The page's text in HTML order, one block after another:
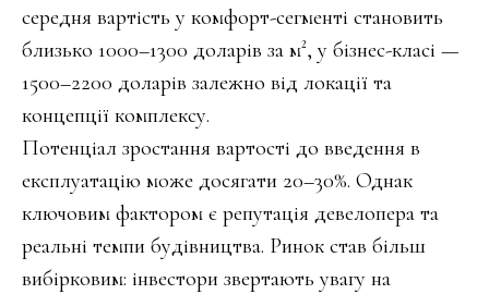
середня вартість у комфорт-сегменті становить
близько 1000–1300 доларів за м², у бізнес-класі —
1500–2200 доларів залежно від локації та
концепції комплексу.
Потенціал зростання вартості до введення в
експлуатацію може досягати 20–30%. Однак
ключовим фактором є репутація девелопера та
реальні темпи будівництва. Ринок став більш
вибірковим: інвестори звертають увагу на